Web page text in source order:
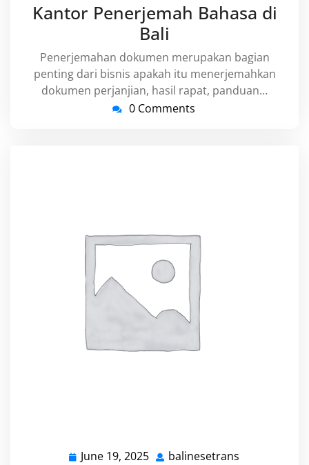
2025
Kantor Penerjemah Bahasa di
Bali
Penerjemahan dokumen merupakan bagian
penting dari bisnis apakah itu menerjemahkan
dokumen perjanjian, hasil rapat, panduan…
0 Comments
June 19, 2025 Junebalinesetrans